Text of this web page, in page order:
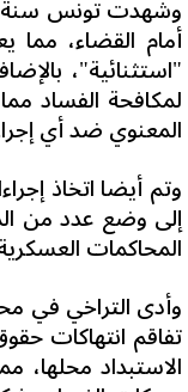
أمام القضاء،
"استثنائية"،
لمكافحة الفساد
المعنوي ضد أي
وتم أيضا اتخاذ
إلى وضع عدد من
المحاكمات العسكرية
وأدى التراخي في
تفاقم انتهاكات
الاستبداد